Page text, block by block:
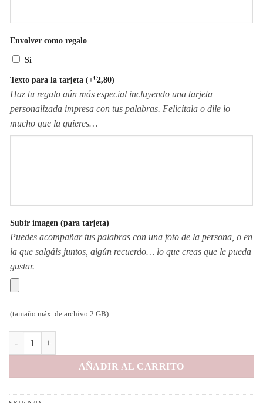
Envolver como regalo
Sí
Texto para la tarjeta (+€2,80)
Haz tu regalo aún más especial incluyendo una tarjeta
personalizada impresa con tus palabras. Felicítala o dile lo
mucho que la quieres…
Subir imagen (para tarjeta)
Puedes acompañar tus palabras con una foto de la persona, o en
la que salgáis juntos, algún recuerdo… lo que creas que le pueda
gustar.
(tamaño máx. de archivo 2 GB)
AÑADIR AL CARRITO